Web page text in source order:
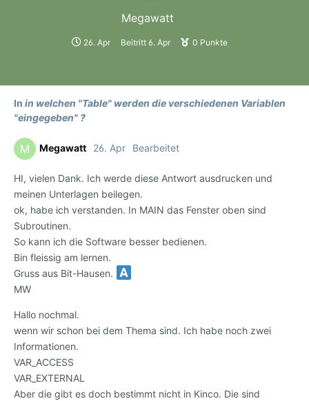
Megawatt
26. Apr Beitritt 6. Apr 0 Punkte
In in welchen "Table" werden die verschiedenen Variablen
"eingegeben" ?
M Megawatt 26. Apr Bearbeitet
HI, vielen Dank. Ich werde diese Antwort ausdrucken und
meinen Unterlagen beilegen.
ok, habe ich verstanden. In MAIN das Fenster oben sind
Subroutinen.
So kann ich die Software besser bedienen.
Bin fleissig am lernen.
Gruss aus Bit-Hausen.
MW
Hallo nochmal.
wenn wir schon bei dem Thema sind. Ich habe noch zwei
Informationen.
VAR_ACCESS
VAR_EXTERNAL
Aber die gibt es doch bestimmt nicht in Kinco. Die sind